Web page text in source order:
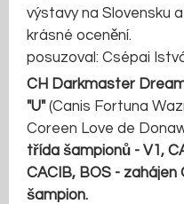
výstavy na Slovensku
krásné ocenění.
posuzoval: Csépai
CH Darkmaster
"U" (Canis Fortuna
Coreen Love de
třída šampionů - V1,
CACIB, BOS - zahájen
šampion.